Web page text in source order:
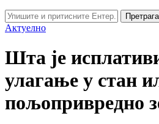
Претрага
Актуелно
Шта је
улагање у стан
пољопривредно